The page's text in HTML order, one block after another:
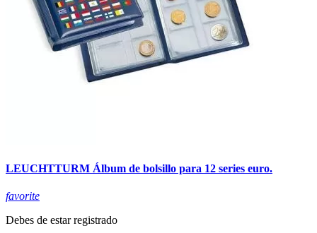
LEUCHTTURM Álbum de bolsillo para 12 series euro.
favorite
Debes de estar registrado